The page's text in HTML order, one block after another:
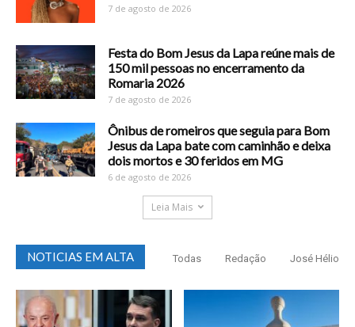
7 de agosto de 2026
Festa do Bom Jesus da Lapa reúne mais de
150 mil pessoas no encerramento da
Romaria 2026
7 de agosto de 2026
Ônibus de romeiros que seguia para Bom
Jesus da Lapa bate com caminhão e deixa
dois mortos e 30 feridos em MG
6 de agosto de 2026
Leia Mais
NOTICIAS EM ALTA Todas Redação José Hélio